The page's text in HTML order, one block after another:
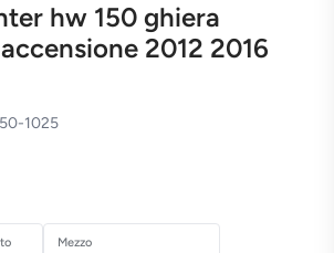
hw 150 ghiera
2012 2016
1025
Mezzo